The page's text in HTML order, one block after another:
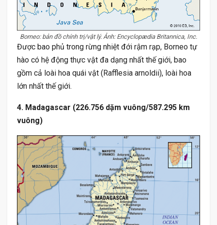
Borneo: bản đồ chính trị/vật lý. Ảnh: Encyclopædia Britannica, Inc.
Được bao phủ trong rừng nhiệt đới rậm rạp, Borneo tự
hào có hệ động thực vật đa dạng nhất thế giới, bao
gồm cả loài hoa quái vật (Rafflesia arnoldii), loài hoa
lớn nhất thế giới.
4. Madagascar (226.756 dặm vuông/587.295 km
vuông)